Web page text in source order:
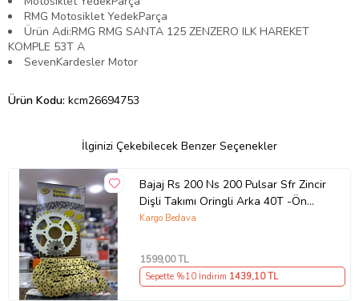
RMG Motosiklet YedekParça
Ürün Adi:RMG RMG SANTA 125 ZENZERO ILK HAREKET
KOMPLE 53T A
SevenKardesler Motor
Ürün Kodu: kcm26694753
İlginizi Çekebilecek Benzer Seçenekler
Bajaj Rs 200 Ns 200 Pulsar Sfr Zincir
Dişli Takımı Oringli Arka 40T -Ön
14T 108 Bakla Supermto
Kargo Bedava
1599,00 TL
Sepette %10 İndirim 1439,10 TL